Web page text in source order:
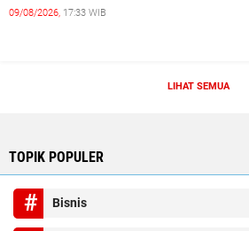
09/08/2026, 17:33 WIB
LIHAT SEMUA
TOPIK POPULER
Bisnis